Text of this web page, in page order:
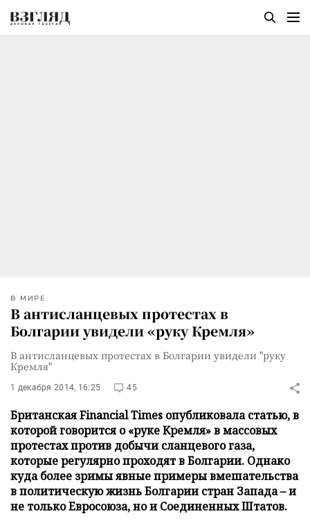
В МИРЕ
В антисланцевых протестах в
Болгарии увидели «руку Кремля»
В антисланцевых протестах в Болгарии увидели "руку
Кремля"
1 декабря 2014, 16:25 45
Британская Financial Times опубликовала статью, в
которой говорится о «руке Кремля» в массовых
протестах против добычи сланцевого газа,
которые регулярно проходят в Болгарии. Однако
куда более зримы явные примеры вмешательства
в политическую жизнь Болгарии стран Запада – и
не только Евросоюза, но и Соединенных Штатов.